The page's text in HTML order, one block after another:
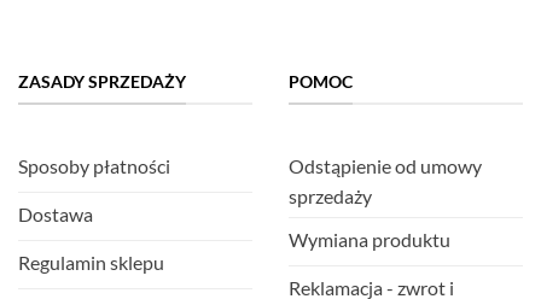
ZASADY SPRZEDAŻY
Sposoby płatności
Dostawa
Regulamin sklepu
POMOC
Odstąpienie od umowy
sprzedaży
Wymiana produktu
Reklamacja - zwrot i